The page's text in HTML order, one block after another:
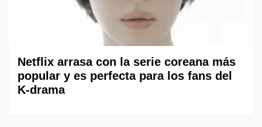
Netflix arrasa con la serie coreana más
popular y es perfecta para los fans del
K-drama